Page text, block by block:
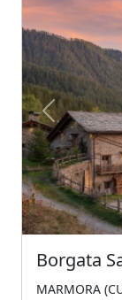
Previous
Borgata
MARMORA